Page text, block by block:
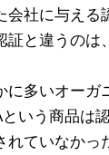
社に与える
証と違うのは
に多いオーガ
いう商品は
ていなかっ